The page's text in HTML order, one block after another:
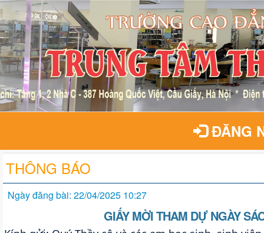
ĐĂNG
THÔNG BÁO
Ngày đăng bài: 22/04/2025 10:27
GIẤY MỜI THAM DỰ NGÀY